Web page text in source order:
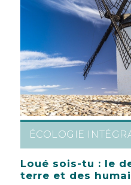
ÉCOLOGIE
Loué sois-tu : le
terre et des